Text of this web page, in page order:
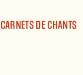
CARNETS DE CHANTS